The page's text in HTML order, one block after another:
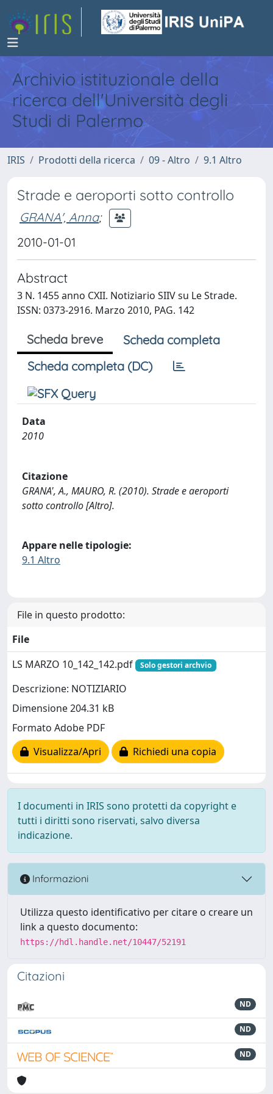
Archivio istituzionale della
ricerca dell'Università degli
Studi di Palermo
IRIS Prodotti della ricerca 09 - Altro 9.1 Altro
Strade e aeroporti sotto controllo
GRANA', Anna;
2010-01-01
Abstract
3 N. 1455 anno CXII. Notiziario SIIV su Le Strade.
ISSN: 0373-2916. Marzo 2010, PAG. 142
Scheda breve
Scheda completa
Scheda completa (DC)
Data
2010
Citazione
GRANA', A., MAURO, R. (2010). Strade e aeroporti
sotto controllo [Altro].
Appare nelle tipologie:
9.1 Altro
File in questo prodotto:
File
LS MARZO 10_142_142.pdf
Solo gestori archvio
Descrizione: NOTIZIARIO
Dimensione 204.31 kB
Formato Adobe PDF
Visualizza/Apri
Richiedi una copia
I documenti in IRIS sono protetti da copyright e
tutti i diritti sono riservati, salvo diversa
indicazione.
Informazioni
Utilizza questo identificativo per citare o creare un
link a questo documento:
https://hdl.handle.net/10447/52191
Citazioni
ND
ND
ND